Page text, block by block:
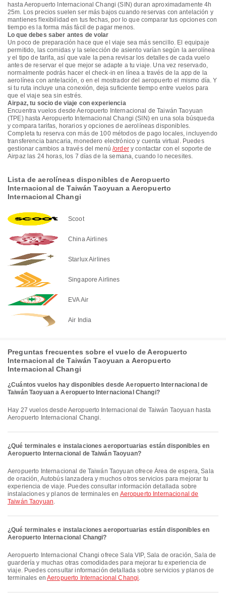
hasta Aeropuerto Internacional Changi (SIN) duran aproximadamente 4h
25m. Los precios suelen ser más bajos cuando reservas con antelación y
mantienes flexibilidad en tus fechas, por lo que comparar tus opciones con
tiempo es la forma más fácil de pagar menos.
Lo que debes saber antes de volar
Un poco de preparación hace que el viaje sea más sencillo. El equipaje
permitido, las comidas y la selección de asiento varían según la aerolínea
y el tipo de tarifa, así que vale la pena revisar los detalles de cada vuelo
antes de reservar el que mejor se adapte a tu viaje. Una vez reservado,
normalmente podrás hacer el check-in en línea a través de la app de la
aerolínea con antelación, o en el mostrador del aeropuerto el mismo día. Y
si tu ruta incluye una conexión, deja suficiente tiempo entre vuelos para
que el viaje sea sin estrés.
Airpaz, tu socio de viaje con experiencia
Encuentra vuelos desde Aeropuerto Internacional de Taiwán Taoyuan
(TPE) hasta Aeropuerto Internacional Changi (SIN) en una sola búsqueda
y compara tarifas, horarios y opciones de aerolíneas disponibles.
Completa tu reserva con más de 100 métodos de pago locales, incluyendo
transferencia bancaria, monedero electrónico y cuenta virtual. Puedes
gestionar cambios a través del menú/ordery contactar con el soporte de
Airpaz las 24 horas, los 7 días de la semana, cuando lo necesites.
Lista de aerolíneas disponibles de Aeropuerto
Internacional de Taiwán Taoyuan a Aeropuerto
Internacional Changi
Scoot
China Airlines
Starlux Airlines
Singapore Airlines
EVA Air
Air India
Preguntas frecuentes sobre el vuelo de Aeropuerto
Internacional de Taiwán Taoyuan a Aeropuerto
Internacional Changi
¿Cuántos vuelos hay disponibles desde Aeropuerto Internacional de
Taiwán Taoyuan a Aeropuerto Internacional Changi?
Hay 27 vuelos desde Aeropuerto Internacional de Taiwán Taoyuan hasta
Aeropuerto Internacional Changi.
¿Qué terminales e instalaciones aeroportuarias están disponibles en
Aeropuerto Internacional de Taiwán Taoyuan?
Aeropuerto Internacional de Taiwán Taoyuan ofrece Área de espera, Sala
de oración, Autobús lanzadera y muchos otros servicios para mejorar tu
experiencia de viaje. Puedes consultar información detallada sobre
instalaciones y planos de terminales en Aeropuerto Internacional de
Taiwán Taoyuan.
¿Qué terminales e instalaciones aeroportuarias están disponibles en
Aeropuerto Internacional Changi?
Aeropuerto Internacional Changi ofrece Sala VIP, Sala de oración, Sala de
guardería y muchas otras comodidades para mejorar tu experiencia de
viaje. Puedes consultar información detallada sobre servicios y planos de
terminales en Aeropuerto Internacional Changi.